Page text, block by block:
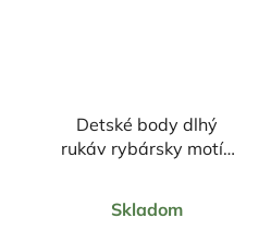
Detské body dlhý
rukáv rybársky motív
Skladom